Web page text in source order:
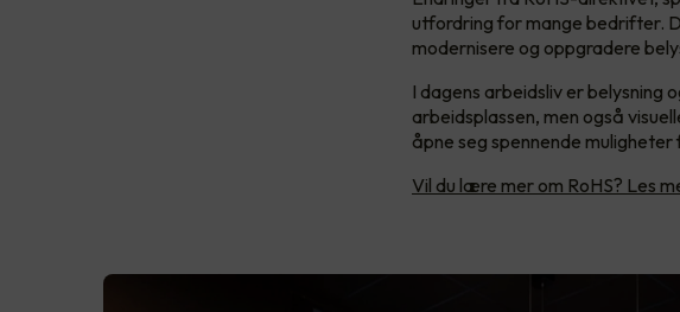
utfordring for mange bedrifter.
modernisere og oppgradere
I dagens arbeidsliv er belysning
arbeidsplassen, men også
åpne seg spennende
Vil du lære mer om RoHS? Les